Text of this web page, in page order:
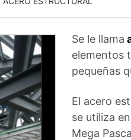
Se le llama
elementos
pequeñas
El acero
se utiliza
Mega